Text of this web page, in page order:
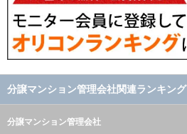
分譲マンション管理会社関連ランキング
分譲マンション管理会社